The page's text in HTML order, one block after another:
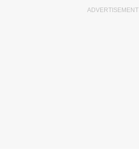
ADVERTISEMENT